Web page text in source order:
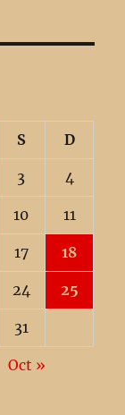
S D
3 4
10 11
17 18
24 25
31
Oct »